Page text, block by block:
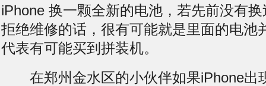
iPhone 换一颗全新的电池，若先前没有
拒绝维修的话，很有可能就是里面的电池
代表有可能买到拼装机。
在郑州金水区的小伙伴如果iPhone出